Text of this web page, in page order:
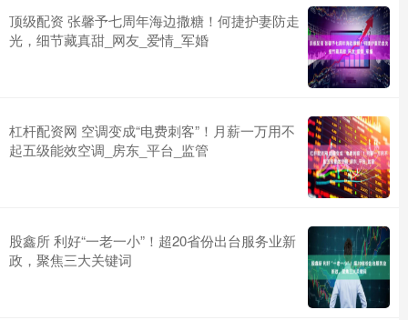
顶级配资 张馨予七周年海边撒糖！何捷护妻防走
光，细节藏真甜_网友_爱情_军婚
杠杆配资网 空调变成“电费刺客”！月薪一万用不
起五级能效空调_房东_平台_监管
股鑫所 利好“一老一小”！超20省份出台服务业新
政，聚焦三大关键词